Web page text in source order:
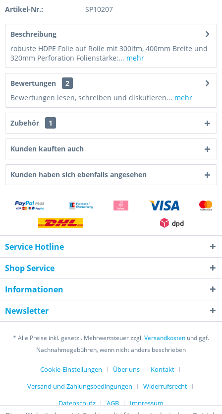
Artikel-Nr.: SP10207
Beschreibung
robuste HDPE Folie auf Rolle mit 300lfm, 400mm Breite und
320mm Perforation Folienstärke:... mehr
Bewertungen
2
Bewertungen lesen, schreiben und diskutieren... mehr
Zubehör 1
Kunden kauften auch
Kunden haben sich ebenfalls angesehen
Service Hotline
Shop Service
Informationen
Newsletter
* Alle Preise inkl. gesetzl. Mehrwertsteuer zzgl.Versandkosten und ggf.
Nachnahmegebühren, wenn nicht anders beschrieben
Cookie-Einstellungen Über uns
Kontakt
Versand und Zahlungsbedingungen
Widerrufsrecht
Datenschutz
AGB Impressum